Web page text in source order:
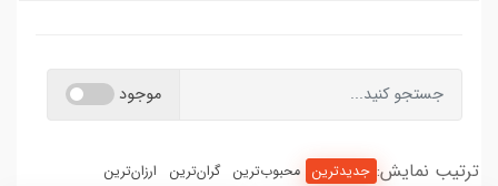
موجود
ترتیب نمایش: جدیدترین محبوب‌ترین گران‌ترین ارزان‌ترین